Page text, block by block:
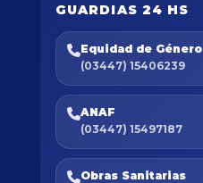
GUARDIAS 24 HS
Equidad de Género
(03447) 15406239
ANAF
(03447) 15497187
Obras Sanitarias